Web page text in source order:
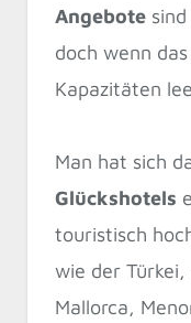
Angebote
doch wenn
Kapazitäten
Man hat sich
Glückshotels
touristisch
wie der Türkei,
Mallorca,